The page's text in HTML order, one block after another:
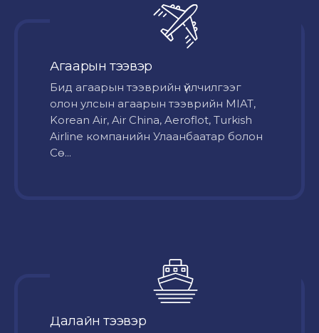
Агаарын тээвэр
Бид агаарын тээврийн үйлчилгээг
олон улсын агаарын тээврийн MIAT,
Korean Air, Air China, Aeroflot, Turkish
Airline компанийн Улаанбаатар болон
Сө...
Далайн тээвэр